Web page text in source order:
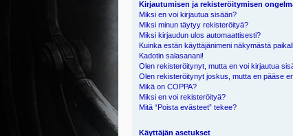
Kirjautumisen ja rekisteröitymisen
Miksi en voi kirjautua sisään?
Miksi minun täytyy rekisteröityä?
Miksi kirjaudun ulos automaattisesti?
Kuinka estän käyttäjänimeni näkymästä
Kadotin salasanani!
Olen rekisteröitynyt, mutta en voi kirjautua
Olen rekisteröitynyt joskus, mutta en pääse
Mikä on COPPA?
Miksi en voi rekisteröityä?
Mitä “Poista evästeet” tekee?
Käyttäjän asetukset